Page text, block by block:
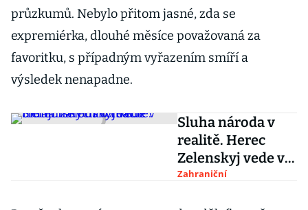
průzkumů. Nebylo přitom jasné, zda se
expremiérka, dlouhé měsíce považovaná za
favoritku, s případným vyřazením smíří a
výsledek nenapadne.
Sluha národa v
realitě. Herec
Zelenskyj vede v
ukrajinských
Zahraniční